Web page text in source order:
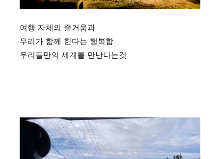
여행 자체의 즐거움과
우리가 함께 한다는 행복함
우리들만의 세계를 만난다는것